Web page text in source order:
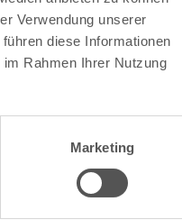
Verwendung unserer
diese Informationen
Rahmen Ihrer Nutzung
Marketing